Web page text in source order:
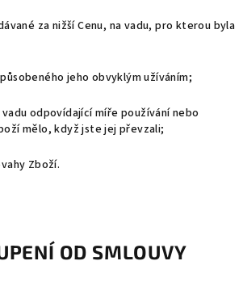
za nižší Cenu, na vadu, pro kterou byla
jeho obvyklým užíváním;
odpovídající míře používání nebo
mělo, když jste jej převzali;
Zboží.
OD SMLOUVY